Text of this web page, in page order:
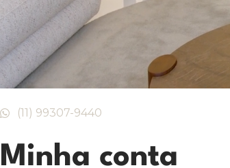
(11) 99307-9440
Minha conta